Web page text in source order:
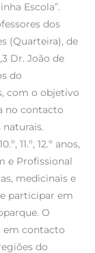
Escola”.
dos
(Quarteira), de
Dr. João de
do
com o objetivo
no contacto
11.º, 12.º anos,
e Profissional
medicinais e
participar em
O
em contacto
do